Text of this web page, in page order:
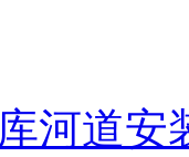
河道安